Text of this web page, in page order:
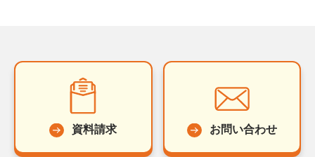
資料請求 お問い合わせ